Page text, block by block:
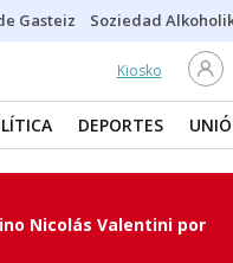
Gasteiz Soziedad
Kiosko
DEPORTES
Nicolás Valentini por